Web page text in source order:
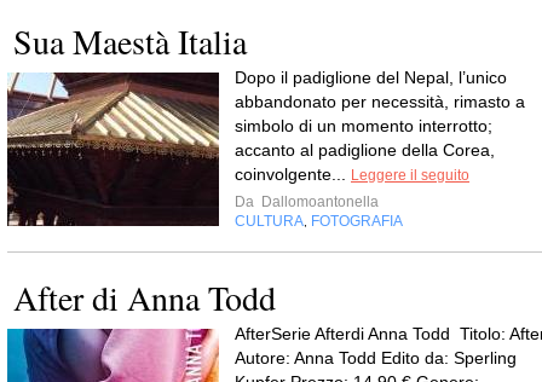
Sua Maestà Italia
Dopo il padiglione del Nepal, l’unico
abbandonato per necessità, rimasto a
simbolo di un momento interrotto;
accanto al padiglione della Corea,
coinvolgente...
Leggere il seguito
Da Dallomoantonella
CULTURA FOTOGRAFIA
After di Anna Todd
AfterSerie Afterdi Anna Todd Titolo:
Autore: Anna Todd Edito da: Sperling